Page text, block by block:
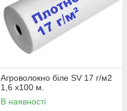
Агроволокно біле SV 17 г/м2
1,6 х100 м.
В наявності